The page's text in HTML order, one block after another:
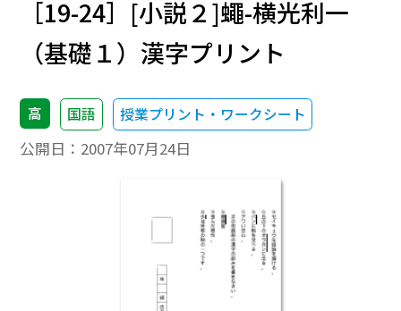
［19-24］[小説２]蠅-横光利一
（基礎１）漢字プリント
高 国語 授業プリント・ワークシート
公開日： 2007年07月24日